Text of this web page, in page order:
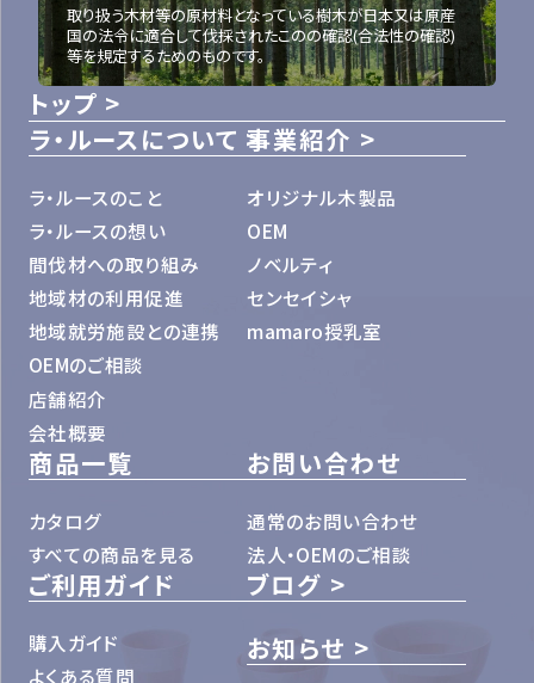
トップ
ラ・ルースについて
ラ・ルースのこと
ラ・ルースの想い
間伐材への取り組み
地域材の利用促進
地域就労施設との連携
OEMのご相談
店舗紹介
会社概要
事業紹介
オリジナル木製品
OEM
ノベルティ
センセイシャ
mamaro授乳室
商品一覧
カタログ
すべての商品を見る
お問い合わせ
通常のお問い合わせ
法人・OEMのご相談
ご利用ガイド
購入ガイド
よくある質問
ブログ
お知らせ
取り扱う木材等の原材料となっている樹木が日本又は原産
国の法令に適合して伐採されたこのの確認(合法性の確認)
等を規定するためのものです。